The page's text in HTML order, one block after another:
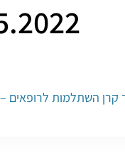
05.2022 – יחד קרן השתלמות לרופאים